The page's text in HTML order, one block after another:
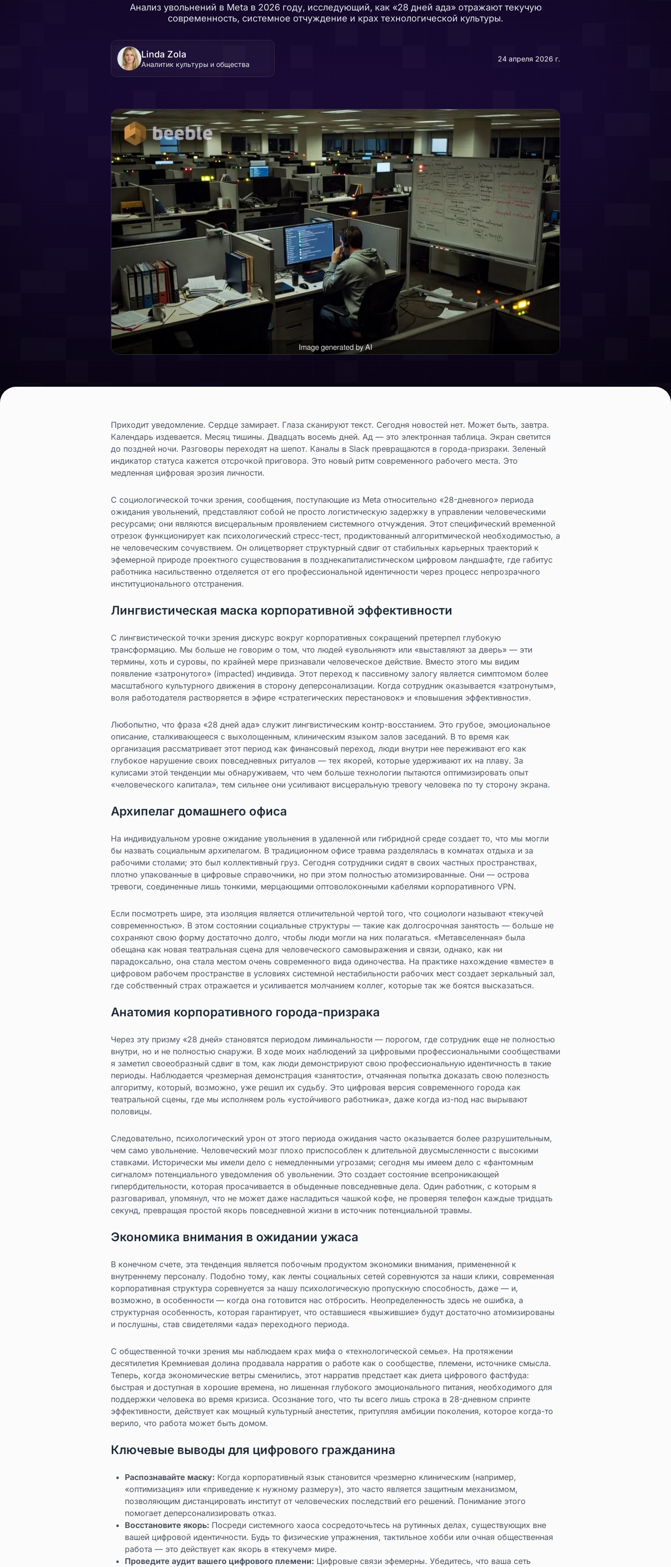
Анализ увольнений в Meta в 2026 году, исследующий, как «28 дней ада» отражают текучую
современность, системное отчуждение и крах технологической культуры.
Linda Zola
Аналитик культуры и общества
24 апреля 2026 г.
Приходит уведомление. Сердце замирает. Глаза сканируют текст. Сегодня новостей нет. Может быть, завтра.
Календарь издевается. Месяц тишины. Двадцать восемь дней. Ад — это электронная таблица. Экран светится
до поздней ночи. Разговоры переходят на шепот. Каналы в Slack превращаются в города-призраки. Зеленый
индикатор статуса кажется отсрочкой приговора. Это новый ритм современного рабочего места. Это
медленная цифровая эрозия личности.
С социологической точки зрения, сообщения, поступающие из Meta относительно «28-дневного» периода
ожидания увольнений, представляют собой не просто логистическую задержку в управлении человеческими
ресурсами; они являются висцеральным проявлением системного отчуждения. Этот специфический временной
отрезок функционирует как психологический стресс-тест, продиктованный алгоритмической необходимостью, а
не человеческим сочувствием. Он олицетворяет структурный сдвиг от стабильных карьерных траекторий к
эфемерной природе проектного существования в позднекапиталистическом цифровом ландшафте, где габитус
работника насильственно отделяется от его профессиональной идентичности через процесс непрозрачного
институционального отстранения.
Лингвистическая маска корпоративной эффективности
С лингвистической точки зрения дискурс вокруг корпоративных сокращений претерпел глубокую
трансформацию. Мы больше не говорим о том, что людей «увольняют» или «выставляют за дверь» — эти
термины, хоть и суровы, по крайней мере признавали человеческое действие. Вместо этого мы видим
появление «затронутого» (impacted) индивида. Этот переход к пассивному залогу является симптомом более
масштабного культурного движения в сторону деперсонализации. Когда сотрудник оказывается «затронутым»,
воля работодателя растворяется в эфире «стратегических перестановок» и «повышения эффективности».
Любопытно, что фраза «28 дней ада» служит лингвистическим контр-восстанием. Это грубое, эмоциональное
описание, сталкивающееся с выхолощенным, клиническим языком залов заседаний. В то время как
организация рассматривает этот период как финансовый переход, люди внутри нее переживают его как
глубокое нарушение своих повседневных ритуалов — тех якорей, которые удерживают их на плаву. За
кулисами этой тенденции мы обнаруживаем, что чем больше технологии пытаются оптимизировать опыт
«человеческого капитала», тем сильнее они усиливают висцеральную тревогу человека по ту сторону экрана.
Архипелаг домашнего офиса
На индивидуальном уровне ожидание увольнения в удаленной или гибридной среде создает то, что мы могли
бы назвать социальным архипелагом. В традиционном офисе травма разделялась в комнатах отдыха и за
рабочими столами; это был коллективный груз. Сегодня сотрудники сидят в своих частных пространствах,
плотно упакованные в цифровые справочники, но при этом полностью атомизированные. Они — острова
тревоги, соединенные лишь тонкими, мерцающими оптоволоконными кабелями корпоративного VPN.
Если посмотреть шире, эта изоляция является отличительной чертой того, что социологи называют «текучей
современностью». В этом состоянии социальные структуры — такие как долгосрочная занятость — больше не
сохраняют свою форму достаточно долго, чтобы люди могли на них полагаться. «Метавселенная» была
обещана как новая театральная сцена для человеческого самовыражения и связи, однако, как ни
парадоксально, она стала местом очень современного вида одиночества. На практике нахождение «вместе» в
цифровом рабочем пространстве в условиях системной нестабильности рабочих мест создает зеркальный зал,
где собственный страх отражается и усиливается молчанием коллег, которые так же боятся высказаться.
Анатомия корпоративного города-призрака
Через эту призму «28 дней» становятся периодом лиминальности — порогом, где сотрудник еще не полностью
внутри, но и не полностью снаружи. В ходе моих наблюдений за цифровыми профессиональными сообществами
я заметил своеобразный сдвиг в том, как люди демонстрируют свою профессиональную идентичность в такие
периоды. Наблюдается чрезмерная демонстрация «занятости», отчаянная попытка доказать свою полезность
алгоритму, который, возможно, уже решил их судьбу. Это цифровая версия современного города как
театральной сцены, где мы исполняем роль «устойчивого работника», даже когда из-под нас вырывают
половицы.
Следовательно, психологический урон от этого периода ожидания часто оказывается более разрушительным,
чем само увольнение. Человеческий мозг плохо приспособлен к длительной двусмысленности с высокими
ставками. Исторически мы имели дело с немедленными угрозами; сегодня мы имеем дело с «фантомным
сигналом» потенциального уведомления об увольнении. Это создает состояние всепроникающей
гипербдительности, которая просачивается в обыденные повседневные дела. Один работник, с которым я
разговаривал, упомянул, что не может даже насладиться чашкой кофе, не проверяя телефон каждые тридцать
секунд, превращая простой якорь повседневной жизни в источник потенциальной травмы.
Экономика внимания в ожидании ужаса
В конечном счете, эта тенденция является побочным продуктом экономики внимания, примененной к
внутреннему персоналу. Подобно тому, как ленты социальных сетей соревнуются за наши клики, современная
корпоративная структура соревнуется за нашу психологическую пропускную способность, даже — и,
возможно, в особенности — когда она готовится нас отбросить. Неопределенность здесь не ошибка, а
структурная особенность, которая гарантирует, что оставшиеся «выжившие» будут достаточно атомизированы
и послушны, став свидетелями «ада» переходного периода.
С общественной точки зрения мы наблюдаем крах мифа о «технологической семье». На протяжении
десятилетия Кремниевая долина продавала нарратив о работе как о сообществе, племени, источнике смысла.
Теперь, когда экономические ветры сменились, этот нарратив предстает как диета цифрового фастфуда:
быстрая и доступная в хорошие времена, но лишенная глубокого эмоционального питания, необходимого для
поддержки человека во время кризиса. Осознание того, что ты всего лишь строка в 28-дневном спринте
эффективности, действует как мощный культурный анестетик, притупляя амбиции поколения, которое когда-то
верило, что работа может быть домом.
Ключевые выводы для цифрового гражданина
Распознавайте маску: Когда корпоративный язык становится чрезмерно клиническим (например,
«оптимизация» или «приведение к нужному размеру»), это часто является защитным механизмом,
позволяющим дистанцировать институт от человеческих последствий его решений. Понимание этого
помогает деперсонализировать отказ.
Восстановите якорь: Посреди системного хаоса сосредоточьтесь на рутинных делах, существующих вне
вашей цифровой идентичности. Будь то физические упражнения, тактильное хобби или очная общественная
работа — это действует как якорь в «текучем» мире.
Проведите аудит вашего цифрового племени: Цифровые связи эфемерны. Убедитесь, что ваша сеть